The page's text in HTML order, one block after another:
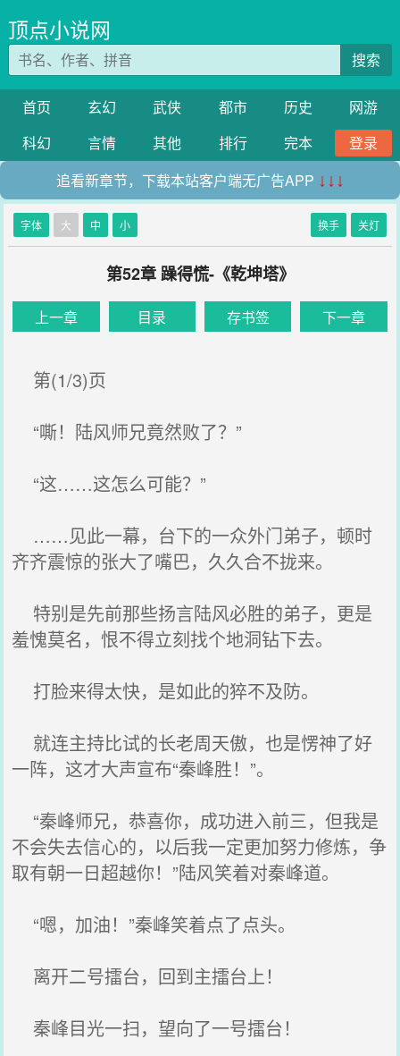
顶点小说网
搜索
首页 玄幻 武侠 都市 历史
网游
科幻
言情 其他 排行 完本
登录
追看新章节，下载本站客户端无广告APP ↓↓↓
字体 大 中 小 换手 关灯
第52章 躁得慌-《乾坤塔》
上一章 目录 存书签 下一章
第(1/3)页
“嘶！陆风师兄竟然败了？”
“这……这怎么可能？”
……见此一幕，台下的一众外门弟子，顿时
齐齐震惊的张大了嘴巴，久久合不拢来。
特别是先前那些扬言陆风必胜的弟子，更是
羞愧莫名，恨不得立刻找个地洞钻下去。
打脸来得太快，是如此的猝不及防。
就连主持比试的长老周天傲，也是愣神了好
一阵，这才大声宣布“秦峰胜！”。
“秦峰师兄，恭喜你，成功进入前三，但我是
不会失去信心的，以后我一定更加努力修炼，争
取有朝一日超越你！”陆风笑着对秦峰道。
“嗯，加油！”秦峰笑着点了点头。
离开二号擂台，回到主擂台上！
秦峰目光一扫，望向了一号擂台！